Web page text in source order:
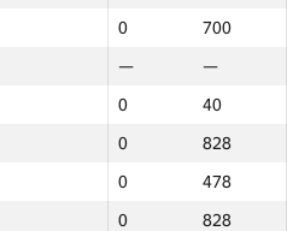
0
700
—
—
0
40
0
828
0
478
0
828
0
700
—
—
0
40
0
828
0
478
0
828